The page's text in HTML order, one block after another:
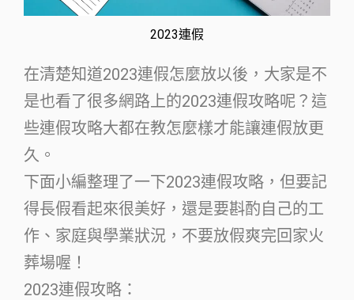
2023連假
在清楚知道2023連假怎麼放以後，大家是不
是也看了很多網路上的2023連假攻略呢？這
些連假攻略大都在教怎麼樣才能讓連假放更
久。
下面小編整理了一下2023連假攻略，但要記
得長假看起來很美好，還是要斟酌自己的工
作、家庭與學業狀況，不要放假爽完回家火
葬場喔！
2023連假攻略：